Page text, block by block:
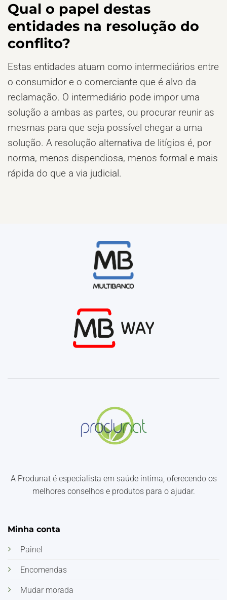
Qual o papel destas
entidades na resolução do
conflito?
Estas entidades atuam como intermediários entre
o consumidor e o comerciante que é alvo da
reclamação. O intermediário pode impor uma
solução a ambas as partes, ou procurar reunir as
mesmas para que seja possível chegar a uma
solução. A resolução alternativa de litígios é, por
norma, menos dispendiosa, menos formal e mais
rápida do que a via judicial.
A Produnat é especialista em saúde intima, oferecendo os
melhores conselhos e produtos para o ajudar.
Minha conta
Painel
Encomendas
Mudar morada